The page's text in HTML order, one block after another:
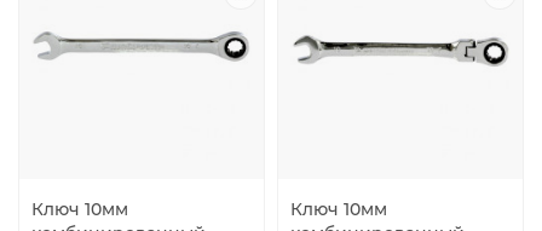
Ключ 10мм
Ключ 10мм